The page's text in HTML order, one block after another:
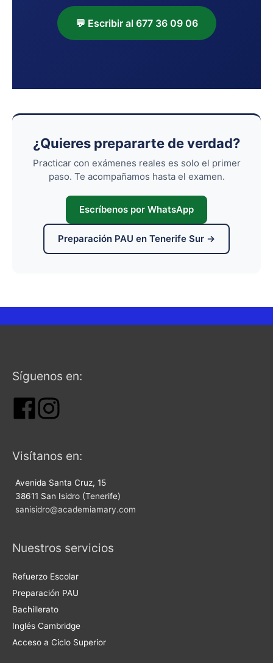
💬 Escribir al 677 36 09 06
¿Quieres prepararte de verdad?
Practicar con exámenes reales es solo el primer
paso. Te acompañamos hasta el examen.
Escríbenos por WhatsApp
Preparación PAU en Tenerife Sur →
Síguenos en:
Visítanos en:
Avenida Santa Cruz, 15
38611 San Isidro (Tenerife)
sanisidro@academiamary.com
Nuestros servicios
Refuerzo Escolar
Preparación PAU
Bachillerato
Inglés Cambridge
Acceso a Ciclo Superior